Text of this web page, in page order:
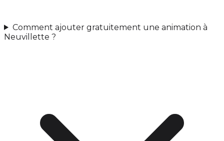
Comment ajouter gratuitement une animation à
Neuvillette ?